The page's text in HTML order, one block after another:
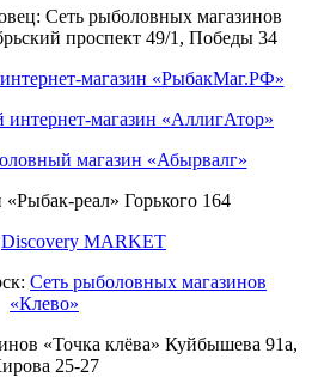
Сеть рыболовных магазинов
проспект 49/1, Победы 34
магазин «РыбакМаг.РФ»
магазин «АллигАтор»
магазин «Абырвалг»
реал» Горького 164
Discovery MARKET
Сеть рыболовных магазинов
«Клево»
«Точка клёва» Куйбышева 91а,
25-27